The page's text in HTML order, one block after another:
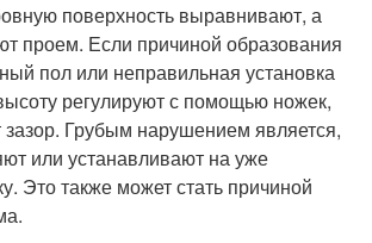
поверхность выравнивают, а
проем. Если причиной образования
пол или неправильная установка
регулируют с помощью ножек,
зазор. Грубым нарушением является,
или устанавливают на уже
Это также может стать причиной